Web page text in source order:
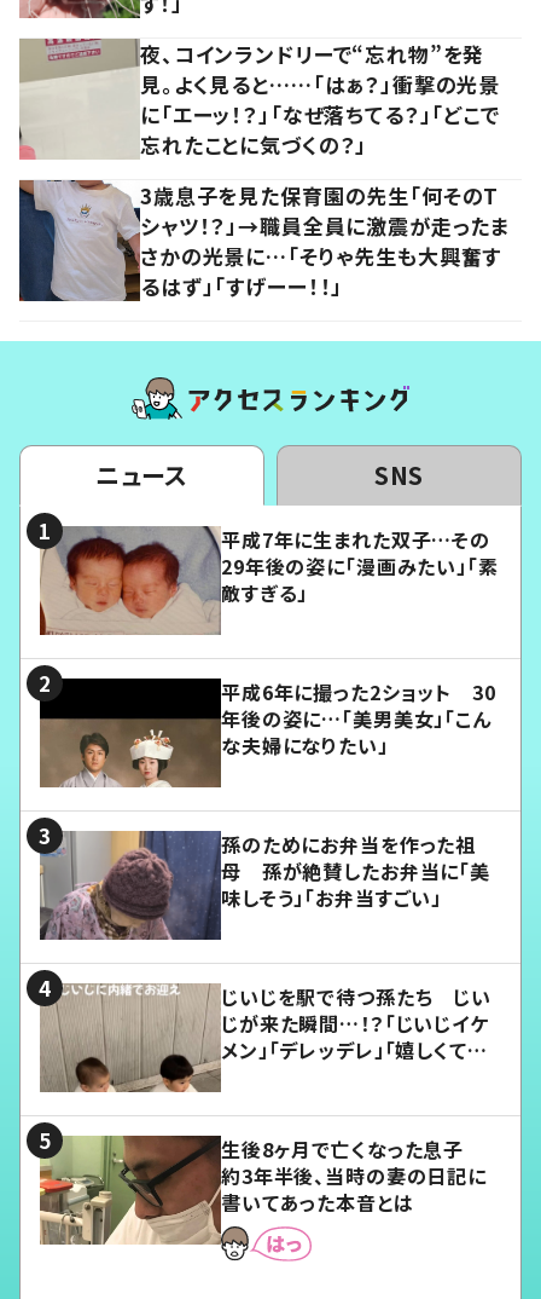
夜、コインランドリーで“忘れ物”を発
見。よく見ると……「はぁ？」衝撃の光景
に「エーッ！？」「なぜ落ちてる？」「どこで
忘れたことに気づくの？」
3歳息子を見た保育園の先生「何そのT
シャツ！？」→職員全員に激震が走ったま
さかの光景に…「そりゃ先生も大興奮す
るはず」「すげーー！！」
ニュース SNS
平成7年に生まれた双子…その
29年後の姿に「漫画みたい」「素
敵すぎる」
平成6年に撮った2ショット 30
年後の姿に…「美男美女」「こん
な夫婦になりたい」
孫のためにお弁当を作った祖
母 孫が絶賛したお弁当に「美
味しそう」「お弁当すごい」
じいじを駅で待つ孫たち じい
じが来た瞬間…！？「じいじイケ
メン」「デレッデレ」「嬉しくて可
生後8ヶ月で亡くなった息子
約3年半後、当時の妻の日記に
書いてあった本音とは